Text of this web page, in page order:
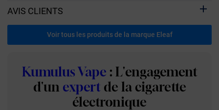
AVIS CLIENTS
Voir tous les produits de la marque Eleaf
Kumulus Vape : L'engagement
d'un expert de la cigarette
électronique